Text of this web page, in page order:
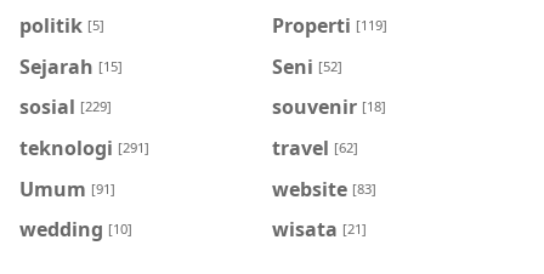
politik [5] Properti [119]
Sejarah [15] Seni [52]
sosial [229] souvenir [18]
teknologi [291] travel [62]
Umum [91] website [83]
wedding [10] wisata [21]